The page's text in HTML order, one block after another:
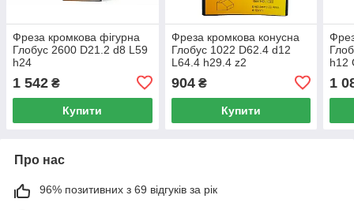
Фреза кромкова фігурна
Глобус 2600 D21.2 d8 L59
h24
1 542 ₴
Купити
Фреза кромкова конусна
Глобус 1022 D62.4 d12
L64.4 h29.4 z2
904₴
Купити
h12
1
Про нас
96% позитивних з 69 відгуків за рік